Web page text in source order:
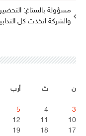
والشركة اتخذت كل
ن
ث أرب
3
4
5
10
11
12
17
18
19